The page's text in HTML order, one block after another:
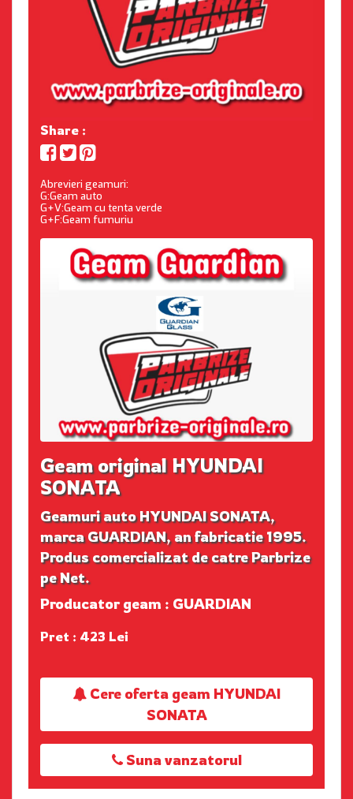
Share :
Abrevieri geamuri:
G:Geam auto
G+V:Geam cu tenta verde
G+F:Geam fumuriu
Geam original HYUNDAI
SONATA
Geamuri auto HYUNDAI SONATA,
marca GUARDIAN, an fabricatie 1995.
Produs comercializat de catre Parbrize
pe Net.
Producator geam : GUARDIAN
Pret : 423 Lei
Cere oferta geam HYUNDAI
SONATA
Suna vanzatorul